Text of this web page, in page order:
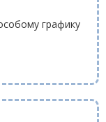
графику